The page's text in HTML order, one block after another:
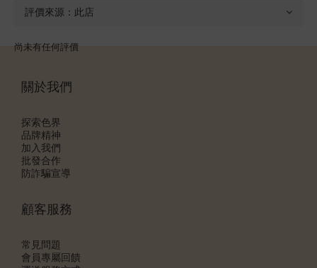
尚未有任何評價
關於我們
探索色界
品牌精神
加入我們
批發合作
防詐騙宣導
顧客服務
常見問題
會員專屬回饋